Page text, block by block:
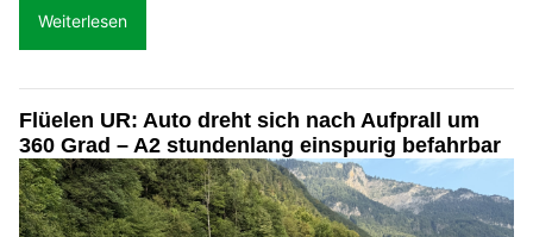
Weiterlesen
Flüelen UR: Auto dreht sich nach Aufprall um
360 Grad – A2 stundenlang einspurig befahrbar